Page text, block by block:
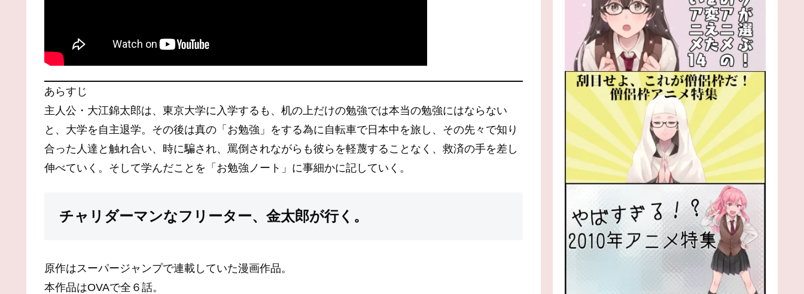
あらすじ
主人公・大江錦太郎は、東京大学に入学するも、机の上だけの勉強では本当の勉強にはならない
と、大学を自主退学。その後は真の「お勉強」をする為に自転車で日本中を旅し、その先々で知り
合った人達と触れ合い、時に騙され、罵倒されながらも彼らを軽蔑することなく、救済の手を差し
伸べていく。そして学んだことを「お勉強ノート」に事細かに記していく。
チャリダーマンなフリーター、金太郎が行く。
原作はスーパージャンプで連載していた漫画作品。
本作品はOVAで全６話。